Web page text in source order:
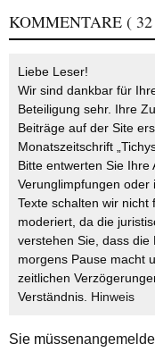
KOMMENTARE (
Liebe Leser!
Wir sind dankbar für
Beteiligung sehr. Ihre
Beiträge auf der Site
Monatszeitschrift
Bitte entwerten Sie Ihre
Verunglimpfungen oder
Texte schalten wir
moderiert, da die
verstehen Sie, dass die
morgens Pause macht
zeitlichen
Verständnis. Hinweis
Sie müssen